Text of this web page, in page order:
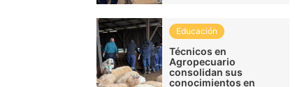
Educación
Técnicos en
Agropecuario
consolidan sus
conocimientos en